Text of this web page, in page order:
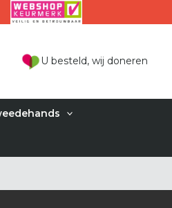
U besteld, wij doneren